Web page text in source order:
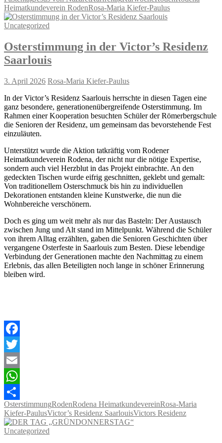
Teilen
Heimatkundeverein RodenRosa-Maria Kiefer-Paulus
Uncategorized
Osterstimmung in der Victor’s Residenz
Saarlouis
3. April 2026 Rosa-Maria Kiefer-Paulus
In der Victor’s Residenz Saarlouis herrschte in diesen Tagen eine
ganz besondere, generationenübergreifende Osterstimmung. Im
Rahmen einer Kooperation besuchten Schüler der Römerbergschule
die Senioren der Residenz, um gemeinsam das bevorstehende Fest
einzuläuten.
Unterstützt wurde die Aktion tatkräftig vom Rodener
Heimatkundeverein Rodena, der nicht nur die nötige Expertise,
sondern auch viel Herzblut in das Projekt einbrachte. An den
gedeckten Tischen wurde eifrig geschnitten, geklebt und gemalt:
Von traditionellem Osterschmuck bis hin zu individuellen
Dekorationen entstanden kleine Kunstwerke, die nun die
Wohnbereiche verschönern.
Doch es ging um weit mehr als nur das Basteln: Der Austausch
zwischen Jung und Alt stand im Mittelpunkt. Während die Schüler
von ihrem Alltag erzählten, gaben die Senioren Geschichten über
vergangene Osterfeste in Saarlouis zum Besten. Diese lebendige
Verbindung der Generationen machte den Nachmittag zu einem
Erlebnis, das allen Beteiligten noch lange in schöner Erinnerung
bleiben wird.
Facebook
Twitter
Email
WhatsApp
Teilen
OsterstimmungRodenRodena HeimatkundevereinRosa-Maria
Kiefer-PaulusVictor’s Residenz SaarlouisVictors Residenz
Uncategorized